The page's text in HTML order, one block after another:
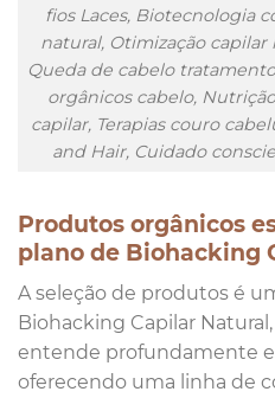
fios Laces, Biotecnologia
natural, Otimização capilar
Queda de cabelo
orgânicos cabelo,
capilar, Terapias couro
and Hair, Cuidado
Produtos orgânicos
plano de Biohacking
A seleção de produtos é
Biohacking Capilar
entende profundamente
oferecendo uma linha de